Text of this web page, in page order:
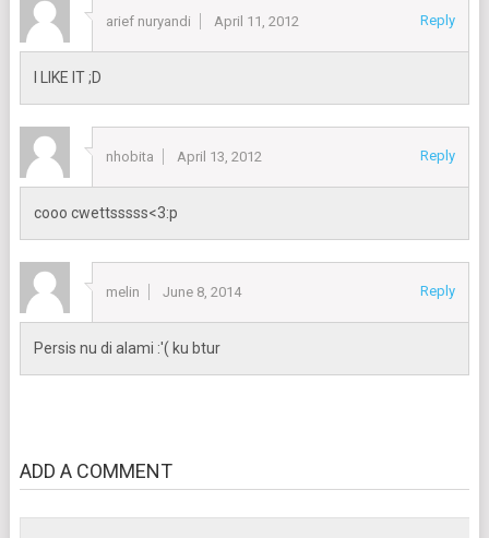
arief nuryandi April 11, 2012 Reply
I LIKE IT ;D
nhobita April 13, 2012 Reply
cooo cwettsssss<3:p
melin June 8, 2014 Reply
Persis nu di alami :'( ku btur
ADD A COMMENT